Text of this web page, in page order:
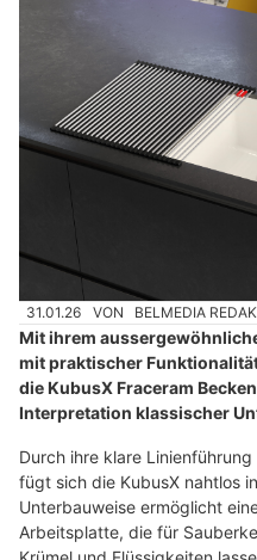
31.01.26 VON BELMEDIA
Mit ihrem
mit praktischer
die KubusX Fraceram
Interpretation klassischer
Durch ihre klare
fügt sich die KubusX nahtlos
Unterbauweise ermöglicht
Arbeitsplatte, die für